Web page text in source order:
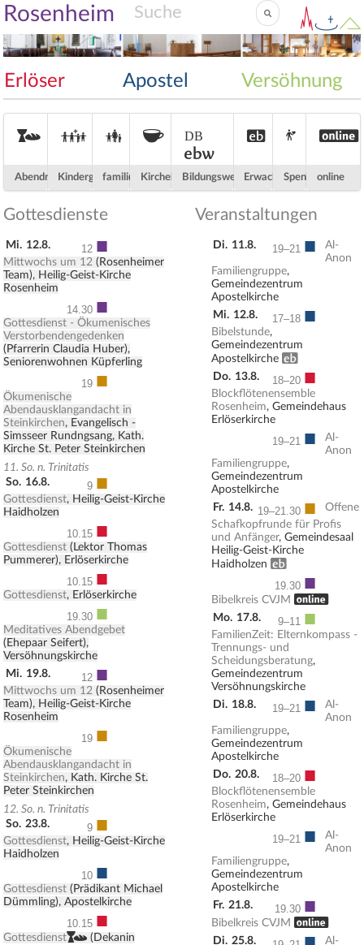
Rosenheim
Erlöser Apostel Versöhnung
Abendmahl
Abendmahl
Kindergottesdienst
Kindergottesdienst
familienfreundlich
familienfreundlich
Kirchenkaffee
Kirchenkaffee
Dietrich-Bonhoeffer-Akademie
ebw
Bildungswerk
Erwachsenenbildung
Erwachsenenbildung
Spenden
Spenden
ONLINE
online
Gottesdienste
Mi. 12.8. 12 ■
Mittwochs um 12 (Rosenheimer
Team), Heilig-Geist-Kirche
Rosenheim
14.30 ■
Gottesdienst - Ökumenisches
Verstorbendengedenken
(Pfarrerin Claudia Huber),
Seniorenwohnen Küpferling
19 ■
Ökumenische
Abendausklangandacht in
Steinkirchen, Evangelisch -
Simsseer Rundngsang, Kath.
Kirche St. Peter Steinkirchen
11. So. n. Trinitatis
So. 16.8. 9 ■
Gottesdienst, Heilig-Geist-Kirche
Haidholzen
10.15 ■
Gottesdienst (Lektor Thomas
Pummerer), Erlöserkirche
10.15 ■
Gottesdienst, Erlöserkirche
19.30 ■
Meditatives Abendgebet
(Ehepaar Seifert),
Versöhnungskirche
Mi. 19.8. 12 ■
Mittwochs um 12 (Rosenheimer
Team), Heilig-Geist-Kirche
Rosenheim
19 ■
Ökumenische
Abendausklangandacht in
Steinkirchen, Kath. Kirche St.
Peter Steinkirchen
12. So. n. Trinitatis
So. 23.8. 9 ■
Gottesdienst, Heilig-Geist-Kirche
Haidholzen
10 ■
Gottesdienst (Prädikant Michael
Dümmling), Apostelkirche
10.15 ■
Gottesdienst, (Dekanin
Veranstaltungen
Di. 11.8. 19–21 ■
Al-
Anon
Familiengruppe,
Gemeindezentrum
Apostelkirche
Mi. 12.8. 17–18 ■
Bibelstunde,
Gemeindezentrum
Apostelkirche Erwachsenenbildung
Do. 13.8. 18–20 ■
Blockflötenensemble
Rosenheim, Gemeindehaus
Erlöserkirche
19–21 ■
Al-
Anon
Familiengruppe,
Gemeindezentrum
Apostelkirche
Fr. 14.8. 19–21.30 ■
Offene
Schafkopfrunde für Profis
und Anfänger, Gemeindesaal
Heilig-Geist-Kirche
Haidholzen Erwachsenenbildung
19.30 ■
Bibelkreis CVJM
, ONLINE
Mo. 17.8. 9–11 ■
FamilienZeit: Elternkompass -
Trennungs- und
Scheidungsberatung,
Gemeindezentrum
Versöhnungskirche
Di. 18.8. 19–21 ■
Al-
Anon
Familiengruppe,
Gemeindezentrum
Apostelkirche
Do. 20.8. 18–20 ■
Blockflötenensemble
Rosenheim, Gemeindehaus
Erlöserkirche
19–21 ■
Al-
Anon
Familiengruppe,
Gemeindezentrum
Apostelkirche
Fr. 21.8. 19.30 ■
Bibelkreis CVJM
, ONLINE
Di. 25.8.
Al-